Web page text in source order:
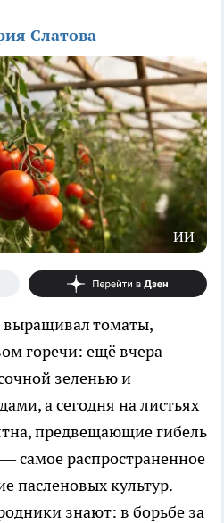
Слатова
ИИ
выращивал томаты,
горечи: ещё вчера
зеленью и
а сегодня на листьях
предвещающие гибель
самое распространенное
пасленовых культур.
знают: в борьбе за